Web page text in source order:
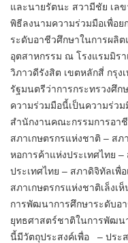
Search
for:
และนายรัตนะ สวามีชัย เล
พิธีลงนามความร่วมมือเพื่อ
ระดับอาชีวศึกษาในการผลิ
อุตสาหกรรม ณ โรงแรมมิร
วิภาวดีรังสิต เขตหลักสี่ กรุ
รัฐมนตรีว่าการกระทรวงศึ
ความร่วมมือนี้เป็นความร่วม
สำนักงานคณะกรรมการอา
สภาเกษตรกรแห่งชาติ – สภ
หอการค้าแห่งประเทศไทย
ประเทศไทย – สภาดิจิทัลเพื่
สภาเกษตรกรแห่งชาติเล็ง
การพัฒนาการศึกษาระดับอ
ยุทธศาสตร์ชาติในการพัฒน
นี้มีวัตถุประสงค์เพื่อ – ประ